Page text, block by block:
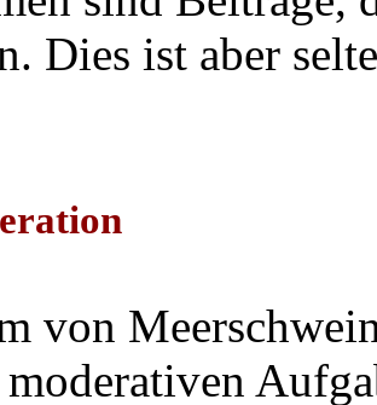
Dies ist aber
von